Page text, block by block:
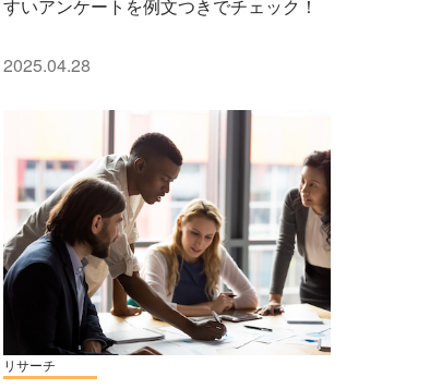
すいアンケートを例文つきでチェック！
2025.04.28
リサーチ